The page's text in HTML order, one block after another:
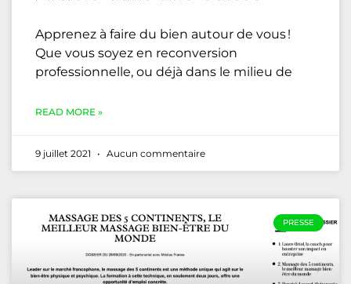
Apprenez à faire du bien autour de vous !
Que vous soyez en reconversion
professionnelle, ou déjà dans le milieu de
READ MORE »
9 juillet 2021 Aucun commentaire
PRESSE